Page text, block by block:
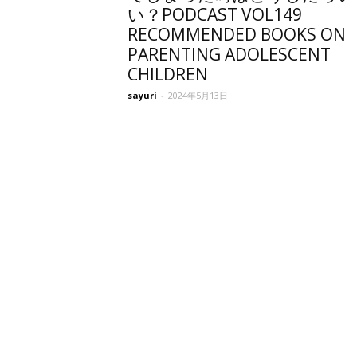
い？PODCAST VOL149
RECOMMENDED BOOKS ON
PARENTING ADOLESCENT
CHILDREN
sayuri - 2024年5月13日